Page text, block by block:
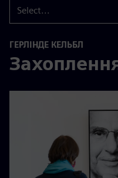
Select...
ГЕРЛІНДЕ КЕЛЬБЛ